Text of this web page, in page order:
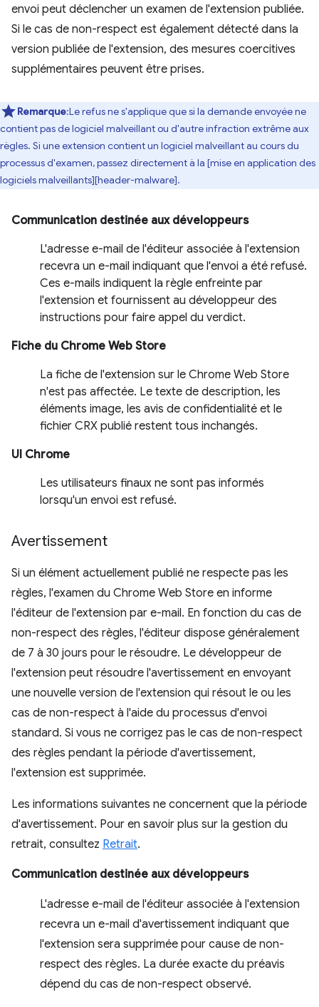
envoi peut déclencher un examen de l'extension publiée.
Si le cas de non-respect est également détecté dans la
version publiée de l'extension, des mesures coercitives
supplémentaires peuvent être prises.
Remarque:Le refus ne s'applique que si la demande envoyée ne
contient pas de logiciel malveillant ou d'autre infraction extrême aux
règles. Si une extension contient un logiciel malveillant au cours du
processus d'examen, passez directement à la [mise en application des
logiciels malveillants][header-malware].
Communication destinée aux développeurs
L'adresse e-mail de l'éditeur associée à l'extension
recevra un e-mail indiquant que l'envoi a été refusé.
Ces e-mails indiquent la règle enfreinte par
l'extension et fournissent au développeur des
instructions pour faire appel du verdict.
Fiche du Chrome Web Store
La fiche de l'extension sur le Chrome Web Store
n'est pas affectée. Le texte de description, les
éléments image, les avis de confidentialité et le
fichier CRX publié restent tous inchangés.
UI Chrome
Les utilisateurs finaux ne sont pas informés
lorsqu'un envoi est refusé.
Avertissement
Si un élément actuellement publié ne respecte pas les
règles, l'examen du Chrome Web Store en informe
l'éditeur de l'extension par e-mail. En fonction du cas de
non-respect des règles, l'éditeur dispose généralement
de 7 à 30 jours pour le résoudre. Le développeur de
l'extension peut résoudre l'avertissement en envoyant
une nouvelle version de l'extension qui résout le ou les
cas de non-respect à l'aide du processus d'envoi
standard. Si vous ne corrigez pas le cas de non-respect
des règles pendant la période d'avertissement,
l'extension est supprimée.
Les informations suivantes ne concernent que la période
d'avertissement. Pour en savoir plus sur la gestion du
retrait, consultez Retrait.
Communication destinée aux développeurs
L'adresse e-mail de l'éditeur associée à l'extension
recevra un e-mail d'avertissement indiquant que
l'extension sera supprimée pour cause de non-
respect des règles. La durée exacte du préavis
dépend du cas de non-respect observé.